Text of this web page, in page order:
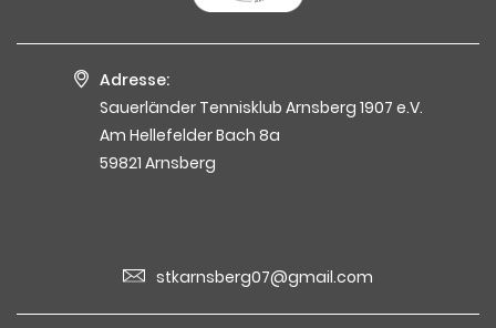
Adresse:
Sauerländer Tennisklub Arnsberg 1907 e.V.
Am Hellefelder Bach 8a
59821 Arnsberg
stkarnsberg07@gmail.com